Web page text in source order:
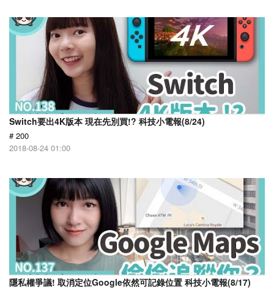
Switch要出4K版本 現在先別買!? 科技小電報(8/24)
# 200
2018-08-24 01:00
隱私權爭議! 取消定位Google依然可記錄位置 科技小電報(8/17)